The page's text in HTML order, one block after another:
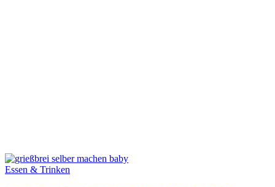
Essen & Trinken